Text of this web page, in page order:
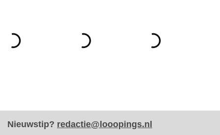
Nieuwstip? redactie@looopings.nl